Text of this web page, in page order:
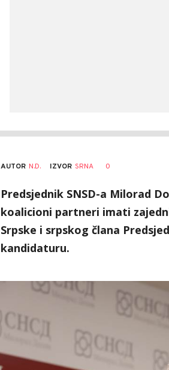
AUTOR N.D. IZVOR SRNA 0
Predsjednik SNSD-a Milorad
koalicioni partneri imati
Srpske i srpskog člana
kandidaturu.